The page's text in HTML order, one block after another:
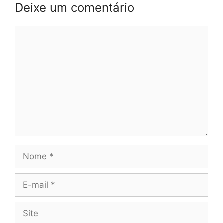
Deixe um comentário
Nome
Site